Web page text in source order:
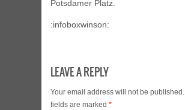
Potsdamer Platz.
:infoboxwinson:
LEAVE A REPLY
Your email address will not be published.
fields are marked *